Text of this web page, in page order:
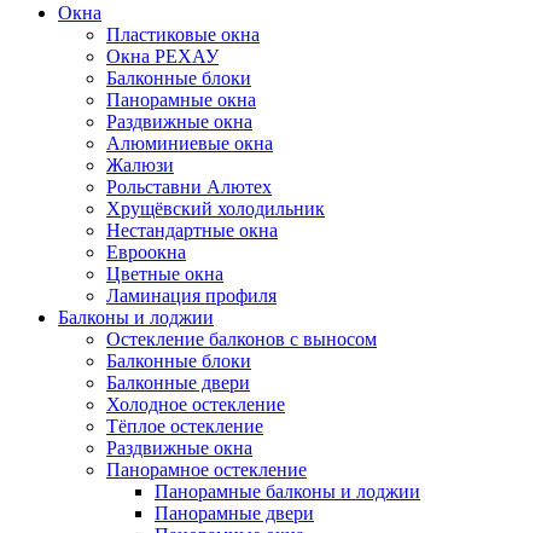
Окна
Пластиковые окна
Окна РЕХАУ
Балконные блоки
Панорамные окна
Раздвижные окна
Алюминиевые окна
Жалюзи
Рольставни Алютех
Хрущёвский холодильник
Нестандартные окна
Евроокна
Цветные окна
Ламинация профиля
Балконы и лоджии
Остекление балконов с выносом
Балконные блоки
Балконные двери
Холодное остекление
Тёплое остекление
Раздвижные окна
Панорамное остекление
Панорамные балконы и лоджии
Панорамные двери